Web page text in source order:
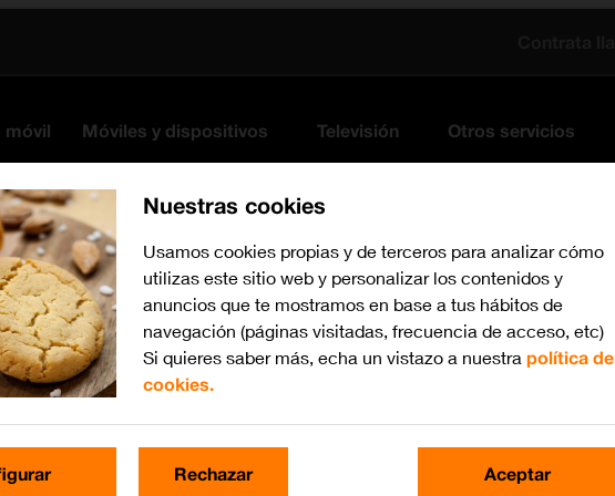
móvil Móviles y dispositivos Televisión Otros servicios
Nuestras cookies
Usamos cookies propias y de terceros para analizar cómo
utilizas este sitio web y personalizar los contenidos y
anuncios que te mostramos en base a tus hábitos de
navegación (páginas visitadas, frecuencia de acceso, etc)
Si quieres saber más, echa un vistazo a nuestra política de
cookies.
Rechazar Aceptar